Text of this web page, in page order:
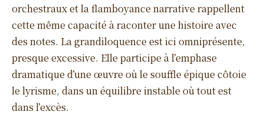
orchestraux et la flamboyance narrative rappellent
cette même capacité à raconter une histoire avec
des notes. La grandiloquence est ici omniprésente,
presque excessive. Elle participe à l’emphase
dramatique d’une œuvre où le souffle épique côtoie
le lyrisme, dans un équilibre instable où tout est
dans l’excès.